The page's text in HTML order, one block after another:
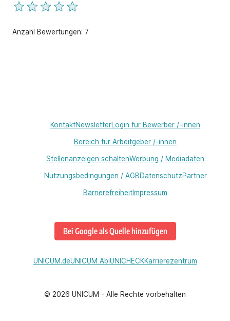
Anzahl Bewertungen: 7
KontaktNewsletterLogin für Bewerber /-innen
Bereich für Arbeitgeber /-innen
Stellenanzeigen schaltenWerbung / Mediadaten
Nutzungsbedingungen / AGBDatenschutzPartner
BarrierefreiheitImpressum
Bei Google als Quelle hinzufügen
UNICUM.deUNICUM AbiUNICHECKKarrierezentrum
© 2026 UNICUM - Alle Rechte vorbehalten